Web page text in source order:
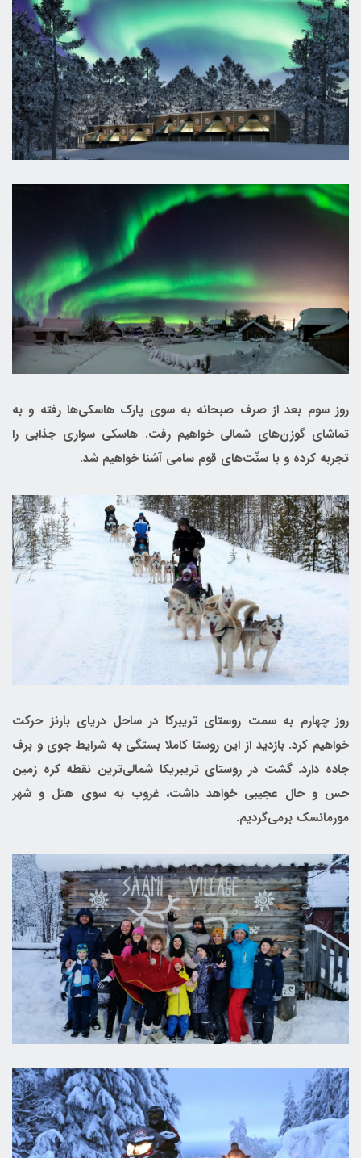
روز سوم بعد از صرف صبحانه به سوی پارک هاسکی‌ها رفته و به
تماشای گوزن‌های شمالی خواهیم رفت. هاسکی سواری جذابی را
تجربه کرده و با سنّت‌های قوم سامی آشنا خواهیم شد.
روز چهارم به سمت روستای تریبرکا در ساحل دریای بارنز حرکت
خواهیم کرد. بازدید از این روستا کاملا بستگی به شرایط جوی و برف
جاده دارد. گشت در روستای تریبریکا شمالی‌ترین نقطه کره زمین
حس و حال عجیبی خواهد داشت، غروب به سوی هتل و شهر
مورمانسک برمی‌گردیم.